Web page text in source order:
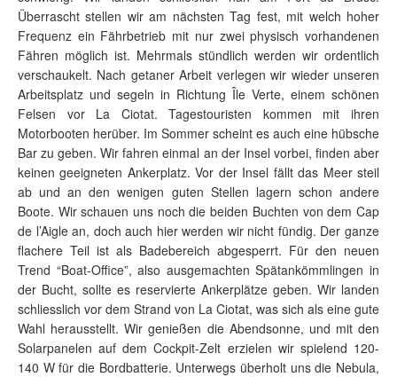
Überrascht stellen wir am nächsten Tag fest, mit welch hoher
Frequenz ein Fährbetrieb mit nur zwei physisch vorhandenen
Fähren möglich ist. Mehrmals stündlich werden wir ordentlich
verschaukelt. Nach getaner Arbeit verlegen wir wieder unseren
Arbeitsplatz und segeln in Richtung Île Verte, einem schönen
Felsen vor La Ciotat. Tagestouristen kommen mit ihren
Motorbooten herüber. Im Sommer scheint es auch eine hübsche
Bar zu geben. Wir fahren einmal an der Insel vorbei, finden aber
keinen geeigneten Ankerplatz. Vor der Insel fällt das Meer steil
ab und an den wenigen guten Stellen lagern schon andere
Boote. Wir schauen uns noch die beiden Buchten von dem Cap
de l’Aigle an, doch auch hier werden wir nicht fündig. Der ganze
flachere Teil ist als Badebereich abgesperrt. Für den neuen
Trend “Boat-Office”, also ausgemachten Spätankömmlingen in
der Bucht, sollte es reservierte Ankerplätze geben. Wir landen
schliesslich vor dem Strand von La Ciotat, was sich als eine gute
Wahl herausstellt. Wir genießen die Abendsonne, und mit den
Solarpanelen auf dem Cockpit-Zelt erzielen wir spielend 120-
140 W für die Bordbatterie. Unterwegs überholt uns die Nebula,